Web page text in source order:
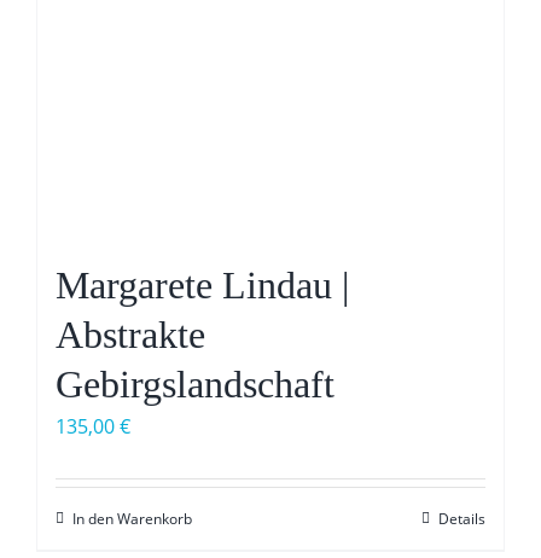
Margarete Lindau |
Abstrakte
Gebirgslandschaft
135,00€
In den Warenkorb Details